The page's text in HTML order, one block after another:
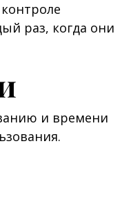
раз, когда они
и времени